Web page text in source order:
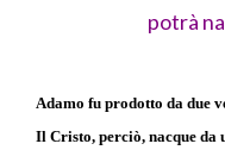
potrà
Adamo fu prodotto da due
Il Cristo, perciò, nacque da